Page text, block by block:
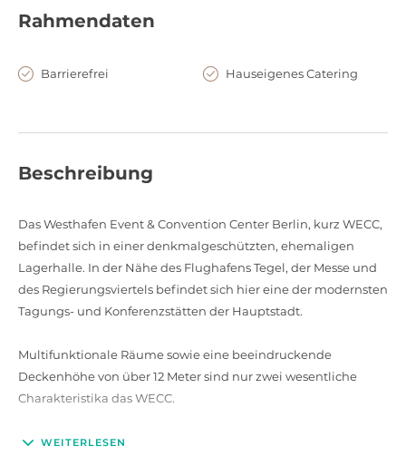
Rahmendaten
Barrierefrei Hauseigenes Catering
Beschreibung
Das Westhafen Event & Convention Center Berlin, kurz WECC,
befindet sich in einer denkmalgeschützten, ehemaligen
Lagerhalle. In der Nähe des Flughafens Tegel, der Messe und
des Regierungsviertels befindet sich hier eine der modernsten
Tagungs- und Konferenzstätten der Hauptstadt.
Multifunktionale Räume sowie eine beeindruckende
Deckenhöhe von über 12 Meter sind nur zwei wesentliche
Charakteristika das WECC.
Über das modern gestaltete Foyer erreichen Ihre Gäste das
WEITERLESEN